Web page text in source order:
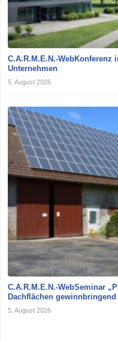
C.A.R.M.E.N.-
Unternehmen
5. August 2026
C.A.R.M.E.N.-WebSeminar
Dachflächen gewinnbringend
5. August 2026